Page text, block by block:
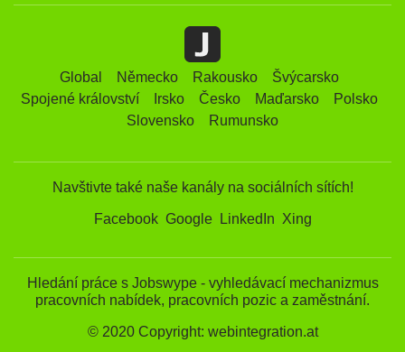
Global Německo Rakousko
Švýcarsko
Spojené království
Irsko Česko Maďarsko
Polsko
Slovensko
Rumunsko
Navštivte také naše kanály na sociálních sítích!
Facebook Google LinkedIn Xing
Hledání práce s Jobswype - vyhledávací mechanizmus
pracovních nabídek, pracovních pozic a zaměstnání.
© 2020 Copyright: webintegration.at